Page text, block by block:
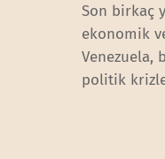
Son birkaç
ekonomik
Venezuela,
politik